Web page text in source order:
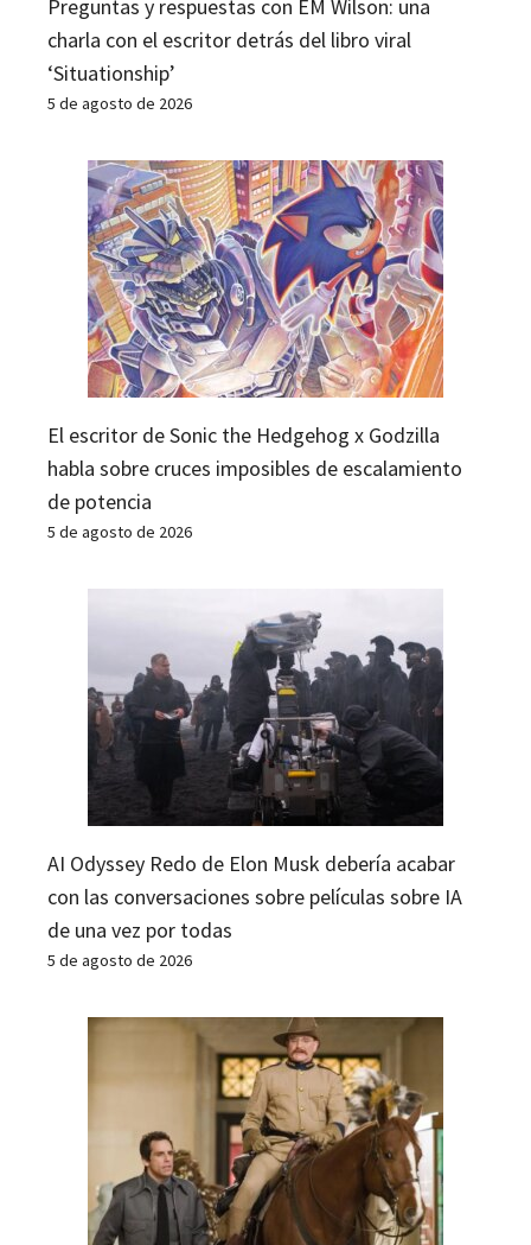
Preguntas y respuestas con EM Wilson: una
charla con el escritor detrás del libro viral
‘Situationship’
5 de agosto de 2026
El escritor de Sonic the Hedgehog x Godzilla
habla sobre cruces imposibles de escalamiento
de potencia
5 de agosto de 2026
AI Odyssey Redo de Elon Musk debería acabar
con las conversaciones sobre películas sobre IA
de una vez por todas
5 de agosto de 2026